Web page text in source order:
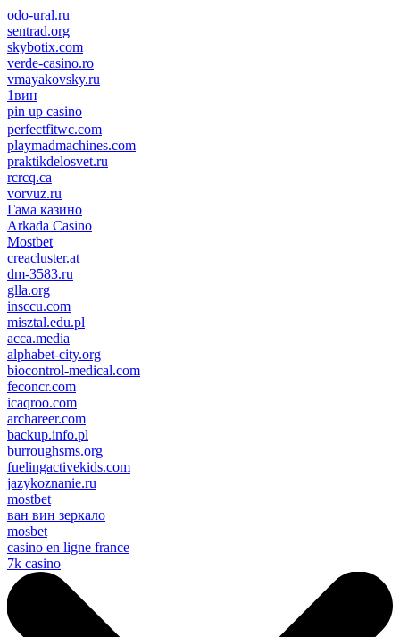
odo-ural.ru
sentrad.org
skybotix.com
verde-casino.ro
vmayakovsky.ru
1вин
pin up casino
пин ап
1win
perfectfitwc.com
playmadmachines.com
praktikdelosvet.ru
rcrcq.ca
vorvuz.ru
Гама казино
Arkada Casino
Mostbet
creacluster.at
dm-3583.ru
glla.org
insccu.com
misztal.edu.pl
acca.media
alphabet-city.org
biocontrol-medical.com
feconcr.com
icaqroo.com
archareer.com
backup.info.pl
burroughsms.org
fuelingactivekids.com
jazykoznanie.ru
mostbet
ван вин зеркало
mosbet
casino en ligne france
7k casino